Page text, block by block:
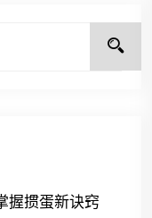
握掼蛋新诀窍